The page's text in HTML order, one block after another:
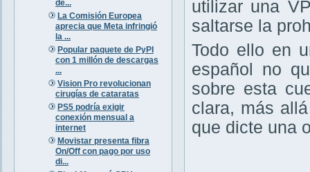
de...
La Comisión Europea
aprecia que Meta infringió
la ...
Popular paquete de PyPI
con 1 millón de descargas
...
Vision Pro revolucionan
cirugías de cataratas
PS5 podría exigir
conexión mensual a
internet
Movistar presenta fibra
On/Off con pago por uso
di...
utilizar una
saltarse la
Todo ello en
español no
sobre esta
clara, más
que dicte una